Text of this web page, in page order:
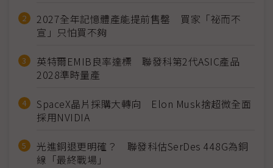
2027全年記憶體產能提前售罄 買家「祕而不
宣」只怕買不夠
英特爾EMIB良率達標 聯發科第2代ASIC產品
2028準時量產
SpaceX晶片採購大轉向 Elon Musk捨超微全面
採用NVIDIA
光進銅退更明確？ 聯發科估SerDes 448G為銅
線「最終戰場」